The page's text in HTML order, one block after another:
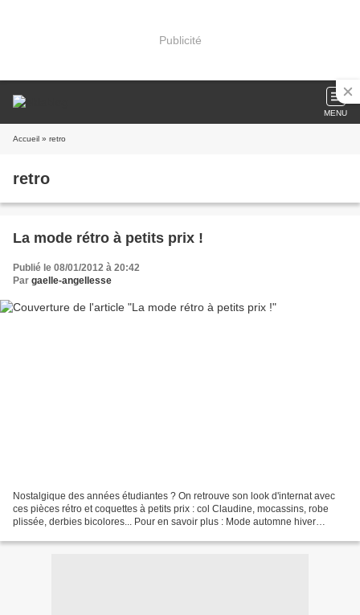
Publicité
MENU
Accueil » retro
retro
La mode rétro à petits prix !
Publié le 08/01/2012 à 20:42
Par gaelle-angellesse
Nostalgique des années étudiantes ? On retrouve son look d'internat avec
ces pièces rétro et coquettes à petits prix : col Claudine, mocassins, robe
plissée, derbies bicolores... Pour en savoir plus : Mode automne hiver